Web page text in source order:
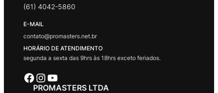
(61) 4042-5860
E-MAIL
contato@promasters.net.br
HORÁRIO DE ATENDIMENTO
segunda a sexta das 9hrs às 18hrs exceto feriados.
Facebook Instagram Youtube
PROMASTERS LTDA